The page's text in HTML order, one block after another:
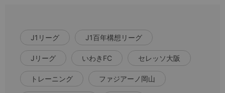
J1リーグ J1百年構想リーグ
Jリーグ いわきFC セレッソ大阪
トレーニング ファジアーノ岡山